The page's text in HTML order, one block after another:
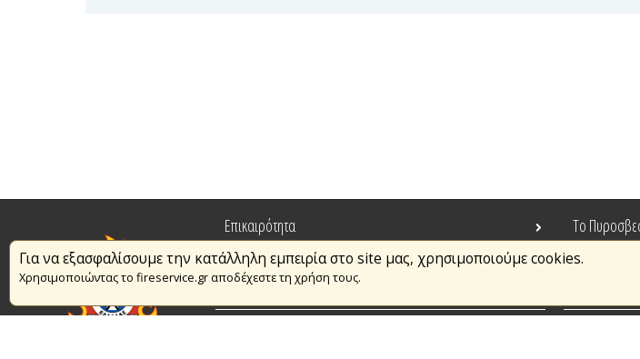
Για να εξασφαλίσουμε την κατάλληλη εμπειρία στο site μας, χρησιμοποιούμε cookies.
Χρησιμοποιώντας το fireservice.gr αποδέχεστε τη χρήση τους.
Επικαιρότητα
Το
Πυρασφάλεια
Τράπεζα Ιδεών